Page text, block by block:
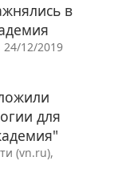
в
24/12/2019
для
(vn.ru),